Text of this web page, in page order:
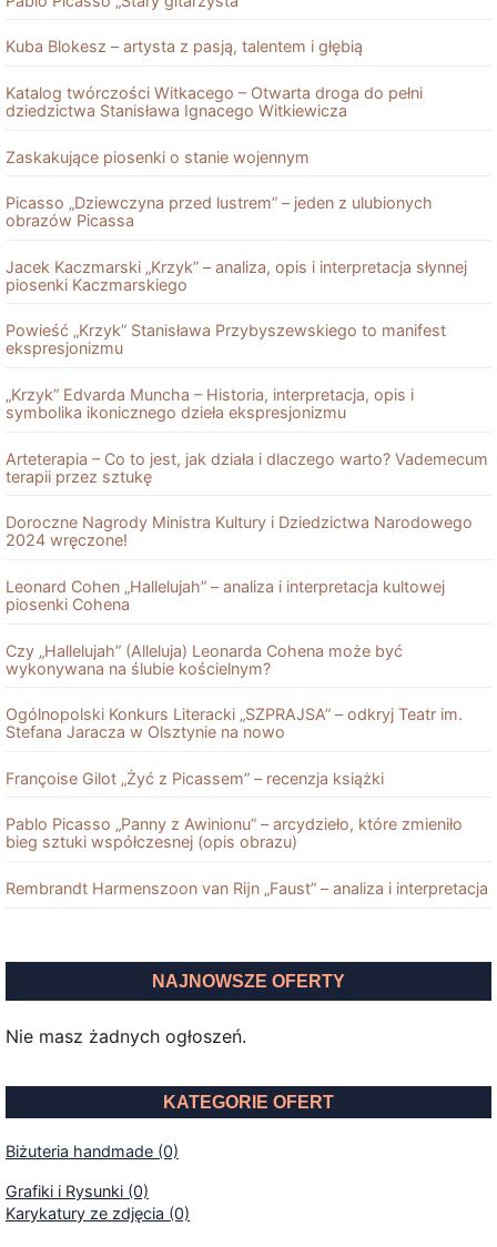
Kuba Blokesz – artysta z pasją, talentem i głębią
Katalog twórczości Witkacego – Otwarta droga do pełni
dziedzictwa Stanisława Ignacego Witkiewicza
Zaskakujące piosenki o stanie wojennym
Picasso „Dziewczyna przed lustrem” – jeden z ulubionych
obrazów Picassa
Jacek Kaczmarski „Krzyk” – analiza, opis i interpretacja słynnej
piosenki Kaczmarskiego
Powieść „Krzyk” Stanisława Przybyszewskiego to manifest
ekspresjonizmu
„Krzyk” Edvarda Muncha – Historia, interpretacja, opis i
symbolika ikonicznego dzieła ekspresjonizmu
Arteterapia – Co to jest, jak działa i dlaczego warto? Vademecum
terapii przez sztukę
Doroczne Nagrody Ministra Kultury i Dziedzictwa Narodowego
2024 wręczone!
Leonard Cohen „Hallelujah” – analiza i interpretacja kultowej
piosenki Cohena
Czy „Hallelujah” (Alleluja) Leonarda Cohena może być
wykonywana na ślubie kościelnym?
Ogólnopolski Konkurs Literacki „SZPRAJSA” – odkryj Teatr im.
Stefana Jaracza w Olsztynie na nowo
Françoise Gilot „Żyć z Picassem” – recenzja książki
Pablo Picasso „Panny z Awinionu” – arcydzieło, które zmieniło
bieg sztuki współczesnej (opis obrazu)
Rembrandt Harmenszoon van Rĳn „Faust” – analiza i interpretacja
NAJNOWSZE OFERTY
Nie masz żadnych ogłoszeń.
KATEGORIE OFERT
Biżuteria handmade (0)
Grafiki i Rysunki (0)
Karykatury ze zdjęcia (0)